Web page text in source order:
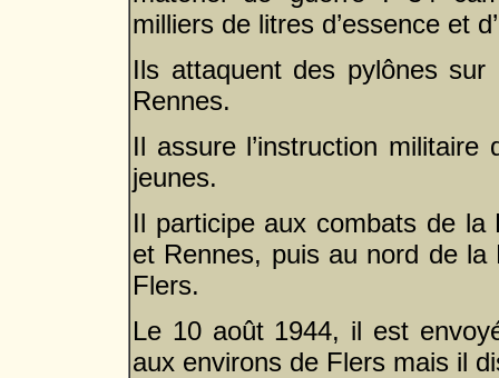
milliers de litres d’essence et
Ils attaquent des pylônes
Rennes.
Il assure l’instruction
jeunes.
Il participe aux combats de la
et Rennes, puis au nord de
Flers.
Le 10 août 1944, il est
aux environs de Flers mais il